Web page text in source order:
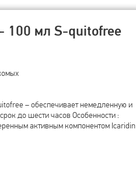
100 мл S-quitofree
– обеспечивает немедленную и
до шести часов Особенности :
активным компонентом Icaridin